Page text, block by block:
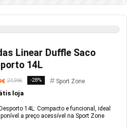
Linear Duffle Saco
14L
24,99€ -28% Sport Zone
loja
14L: Compacto e funcional, ideal
a preço acessível na Sport Zone